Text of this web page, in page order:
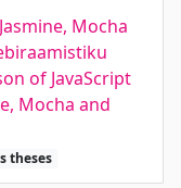
Mocha
of JavaScript
Mocha and
theses